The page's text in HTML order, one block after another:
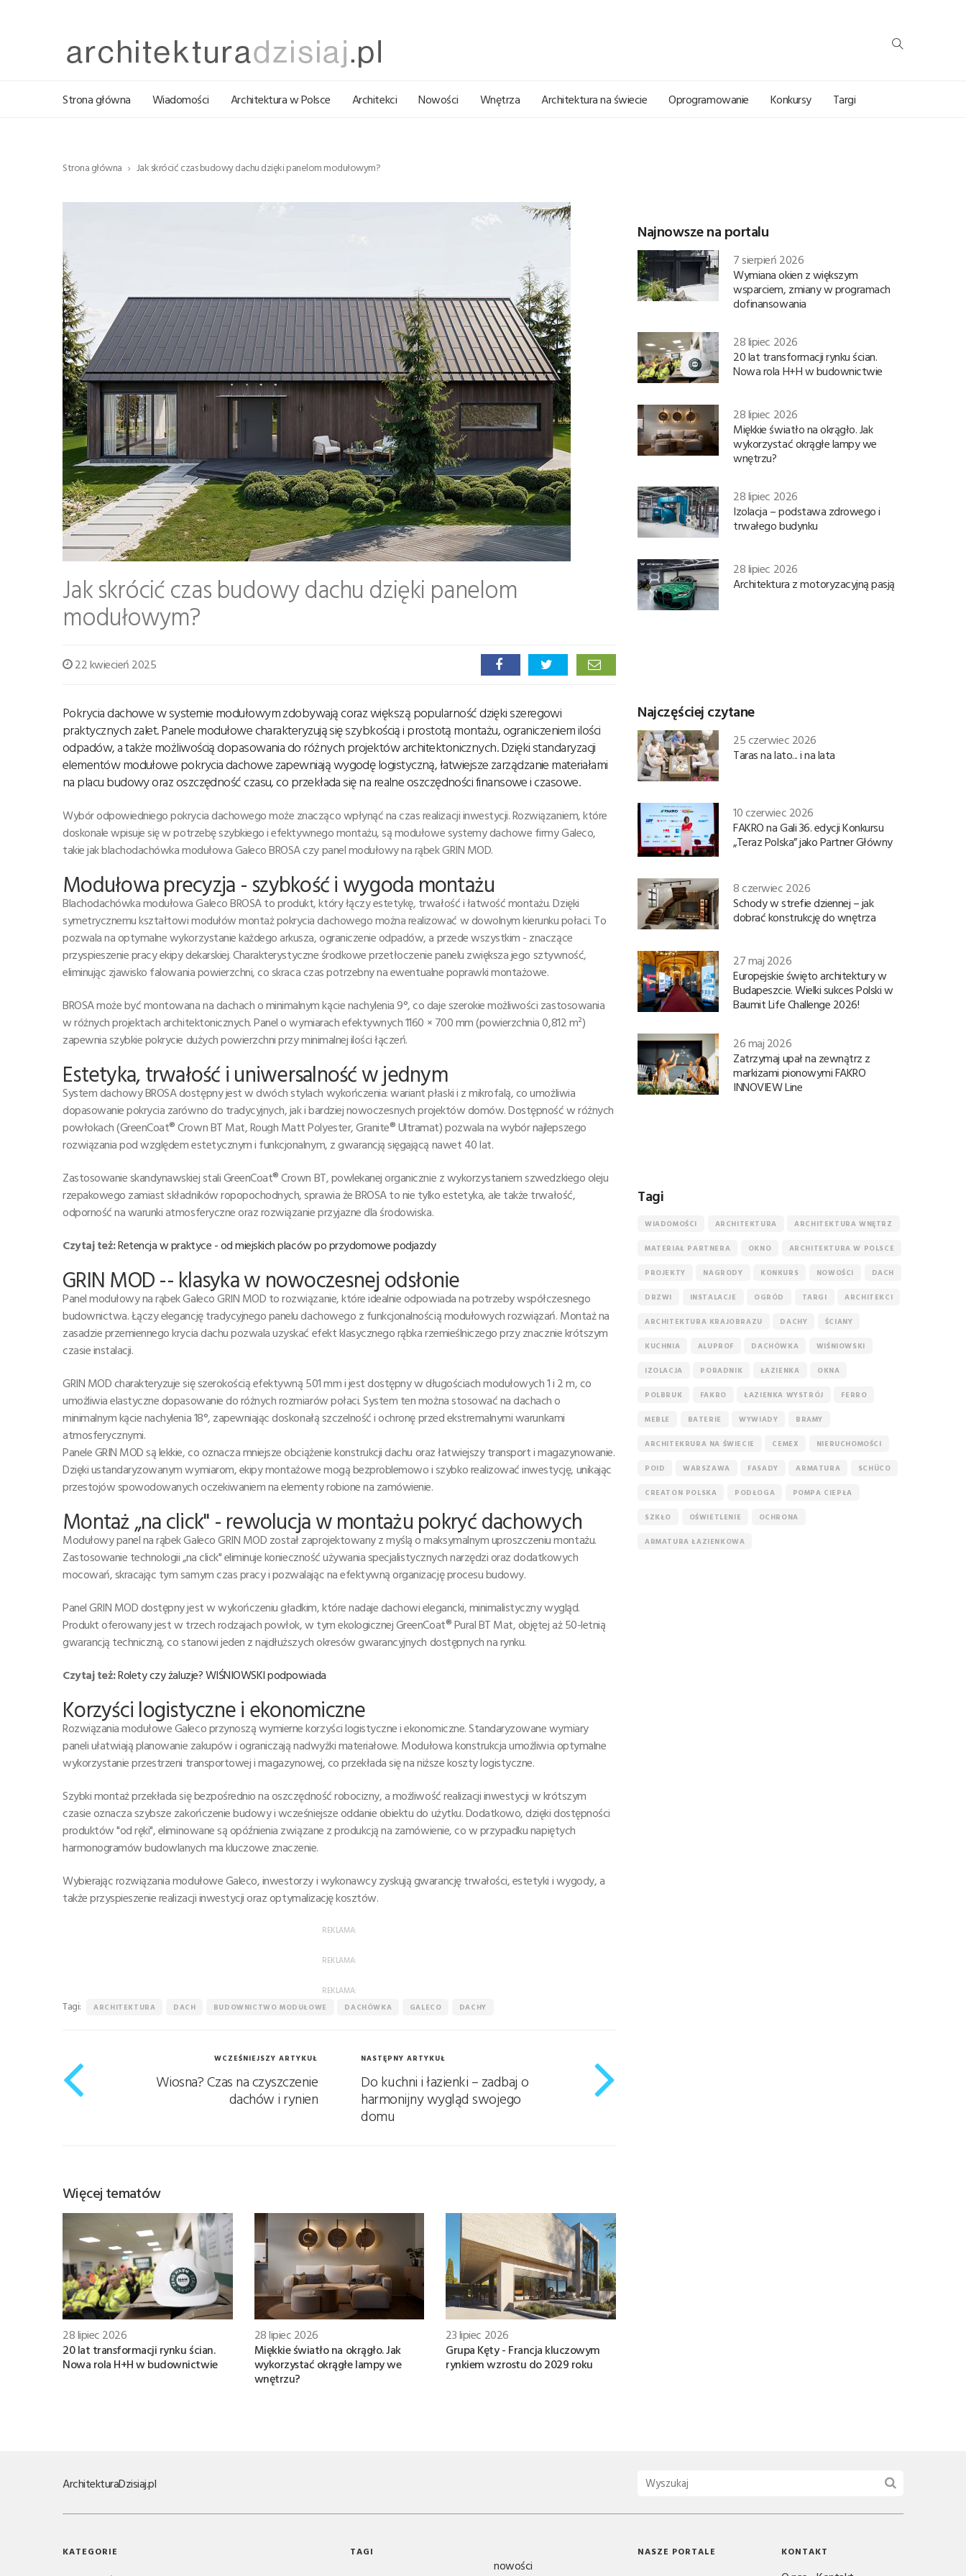
Strona główna Wiadomości Architektura w Polsce Architekci Nowości Wnętrza Architektura na świecie Oprogramowanie Konkursy Targi
Strona główna Jak skrócić czas budowy dachu dzięki panelom modułowym?
Jak skrócić czas budowy dachu dzięki panelom
modułowym?
22 kwiecień 2025
Pokrycia dachowe w systemie modułowym zdobywają coraz większą popularność dzięki szeregowi
praktycznych zalet. Panele modułowe charakteryzują się szybkością i prostotą montażu, ograniczeniem ilości
odpadów, a także możliwością dopasowania do różnych projektów architektonicznych. Dzięki standaryzacji
elementów modułowe pokrycia dachowe zapewniają wygodę logistyczną, łatwiejsze zarządzanie materiałami
na placu budowy oraz oszczędność czasu, co przekłada się na realne oszczędności finansowe i czasowe.
Wybór odpowiedniego pokrycia dachowego może znacząco wpłynąć na czas realizacji inwestycji. Rozwiązaniem, które
doskonale wpisuje się w potrzebę szybkiego i efektywnego montażu, są modułowe systemy dachowe firmy Galeco,
takie jak blachodachówka modułowa Galeco BROSA czy panel modułowy na rąbek GRIN MOD.
Modułowa precyzja - szybkość i wygoda montażu
Blachodachówka modułowa Galeco BROSA to produkt, który łączy estetykę, trwałość i łatwość montażu. Dzięki
symetrycznemu kształtowi modułów montaż pokrycia dachowego można realizować w dowolnym kierunku połaci. To
pozwala na optymalne wykorzystanie każdego arkusza, ograniczenie odpadów, a przede wszystkim - znaczące
przyspieszenie pracy ekipy dekarskiej. Charakterystyczne środkowe przetłoczenie panelu zwiększa jego sztywność,
eliminując zjawisko falowania powierzchni, co skraca czas potrzebny na ewentualne poprawki montażowe.
BROSA może być montowana na dachach o minimalnym kącie nachylenia 9°, co daje szerokie możliwości zastosowania
w różnych projektach architektonicznych. Panel o wymiarach efektywnych 1160 × 700 mm (powierzchnia 0,812 m²)
zapewnia szybkie pokrycie dużych powierzchni przy minimalnej ilości łączeń.
Estetyka, trwałość i uniwersalność w jednym
System dachowy BROSA dostępny jest w dwóch stylach wykończenia: wariant płaski i z mikrofalą, co umożliwia
dopasowanie pokrycia zarówno do tradycyjnych, jak i bardziej nowoczesnych projektów domów. Dostępność w różnych
powłokach (GreenCoat® Crown BT Mat, Rough Matt Polyester, Granite® Ultramat) pozwala na wybór najlepszego
rozwiązania pod względem estetycznym i funkcjonalnym, z gwarancją sięgającą nawet 40 lat.
Zastosowanie skandynawskiej stali GreenCoat® Crown BT, powlekanej organicznie z wykorzystaniem szwedzkiego oleju
rzepakowego zamiast składników ropopochodnych, sprawia że BROSA to nie tylko estetyka, ale także trwałość,
odporność na warunki atmosferyczne oraz rozwiązanie przyjazne dla środowiska.
Czytaj też:Retencja w praktyce - od miejskich placów po przydomowe podjazdy
GRIN MOD -- klasyka w nowoczesnej odsłonie
Panel modułowy na rąbek Galeco GRIN MOD to rozwiązanie, które idealnie odpowiada na potrzeby współczesnego
budownictwa. Łączy elegancję tradycyjnego panelu dachowego z funkcjonalnością modułowych rozwiązań. Montaż na
zasadzie przemiennego krycia dachu pozwala uzyskać efekt klasycznego rąbka rzemieślniczego przy znacznie krótszym
czasie instalacji.
GRIN MOD charakteryzuje się szerokością efektywną 501 mm i jest dostępny w długościach modułowych 1 i 2 m, co
umożliwia elastyczne dopasowanie do różnych rozmiarów połaci. System ten można stosować na dachach o
minimalnym kącie nachylenia 18°, zapewniając doskonałą szczelność i ochronę przed ekstremalnymi warunkami
atmosferycznymi.
Panele GRIN MOD są lekkie, co oznacza mniejsze obciążenie konstrukcji dachu oraz łatwiejszy transport i magazynowanie.
Dzięki ustandaryzowanym wymiarom, ekipy montażowe mogą bezproblemowo i szybko realizować inwestycję, unikając
przestojów spowodowanych oczekiwaniem na elementy robione na zamówienie.
Montaż „na click" - rewolucja w montażu pokryć dachowych
Modułowy panel na rąbek Galeco GRIN MOD został zaprojektowany z myślą o maksymalnym uproszczeniu montażu.
Zastosowanie technologii „na click" eliminuje konieczność używania specjalistycznych narzędzi oraz dodatkowych
mocowań, skracając tym samym czas pracy i pozwalając na efektywną organizację procesu budowy.
Panel GRIN MOD dostępny jest w wykończeniu gładkim, które nadaje dachowi elegancki, minimalistyczny wygląd.
Produkt oferowany jest w trzech rodzajach powłok, w tym ekologicznej GreenCoat® Pural BT Mat, objętej aż 50-letnią
gwarancją techniczną, co stanowi jeden z najdłuższych okresów gwarancyjnych dostępnych na rynku.
Czytaj też:Rolety czy żaluzje? WIŚNIOWSKI podpowiada
Korzyści logistyczne i ekonomiczne
Rozwiązania modułowe Galeco przynoszą wymierne korzyści logistyczne i ekonomiczne. Standaryzowane wymiary
paneli ułatwiają planowanie zakupów i ograniczają nadwyżki materiałowe. Modułowa konstrukcja umożliwia optymalne
wykorzystanie przestrzeni transportowej i magazynowej, co przekłada się na niższe koszty logistyczne.
Szybki montaż przekłada się bezpośrednio na oszczędność robocizny, a możliwość realizacji inwestycji w krótszym
czasie oznacza szybsze zakończenie budowy i wcześniejsze oddanie obiektu do użytku. Dodatkowo, dzięki dostępności
produktów "od ręki", eliminowane są opóźnienia związane z produkcją na zamówienie, co w przypadku napiętych
harmonogramów budowlanych ma kluczowe znaczenie.
Wybierając rozwiązania modułowe Galeco, inwestorzy i wykonawcy zyskują gwarancję trwałości, estetyki i wygody, a
także przyspieszenie realizacji inwestycji oraz optymalizację kosztów.
REKLAMA:
REKLAMA:
REKLAMA:
Tagi: ARCHITEKTURA DACH BUDOWNICTWO MODUŁOWE DACHÓWKA GALECO DACHY
WCZEŚNIEJSZY ARTYKUŁ
Wiosna? Czas na czyszczenie
dachów i rynien
NASTĘPNY ARTYKUŁ
Do kuchni i łazienki – zadbaj o
harmonijny wygląd swojego
domu
Więcej tematów
28 lipiec 2026
20 lat transformacji rynku ścian.
Nowa rola H+H w budownictwie
28 lipiec 2026
Miękkie światło na okrągło. Jak
wykorzystać okrągłe lampy we
wnętrzu?
23 lipiec 2026
Grupa Kęty - Francja kluczowym
rynkiem wzrostu do 2029 roku
Najnowsze na portalu
7 sierpień 2026
Wymiana okien z większym
wsparciem, zmiany w programach
dofinansowania
28 lipiec 2026
20 lat transformacji rynku ścian.
Nowa rola H+H w budownictwie
28 lipiec 2026
Miękkie światło na okrągło. Jak
wykorzystać okrągłe lampy we
wnętrzu?
28 lipiec 2026
Izolacja – podstawa zdrowego i
trwałego budynku
28 lipiec 2026
Architektura z motoryzacyjną pasją
Najczęściej czytane
25 czerwiec 2026
Taras na lato... i na lata
10 czerwiec 2026
FAKRO na Gali 36. edycji Konkursu
„Teraz Polska” jako Partner Główny
8 czerwiec 2026
Schody w strefie dziennej – jak
dobrać konstrukcję do wnętrza
27 maj 2026
Europejskie święto architektury w
Budapeszcie. Wielki sukces Polski w
Baumit Life Challenge 2026!
26 maj 2026
Zatrzymaj upał na zewnątrz z
markizami pionowymi FAKRO
INNOVIEW Line
Tagi
WIADOMOŚCI ARCHITEKTURA ARCHITEKTURA WNĘTRZ
MATERIAŁ PARTNERA OKNO ARCHITEKTURA W POLSCE
PROJEKTY NAGRODY KONKURS NOWOŚCI DACH
DRZWI INSTALACJE OGRÓD TARGI ARCHITEKCI
ARCHITEKTURA KRAJOBRAZU DACHY ŚCIANY
KUCHNIA ALUPROF DACHÓWKA WIŚNIOWSKI
IZOLACJA PORADNIK ŁAZIENKA OKNA
POLBRUK FAKRO ŁAZIENKA WYSTRÓJ FERRO
MEBLE BATERIE WYWIADY BRAMY
ARCHITEKRURA NA ŚWIECIE CEMEX NIERUCHOMOŚCI
POID WARSZAWA FASADY ARMATURA SCHÜCO
CREATON POLSKA PODŁOGA POMPA CIEPŁA
SZKŁO OŚWIETLENIE OCHRONA
ARMATURA ŁAZIENKOWA
ArchitekturaDzisiaj.pl
KATEGORIE TAGI
nowości
NASZE PORTALE KONTAKT